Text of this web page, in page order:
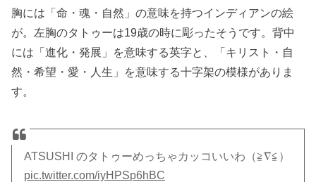
胸には「命・魂・自然」の意味を持つインディアンの絵
が。左胸のタトゥーは19歳の時に彫ったそうです。背中
には「進化・発展」を意味する英字と、「キリスト・自
然・希望・愛・人生」を意味する十字架の模様がありま
す。
ATSUSHI のタトゥーめっちゃカッコいいわ（≧∇≦）
pic.twitter.com/iyHPSp6hBC